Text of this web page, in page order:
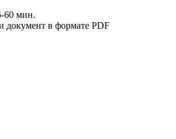
60 мин.
документ в формате PDF